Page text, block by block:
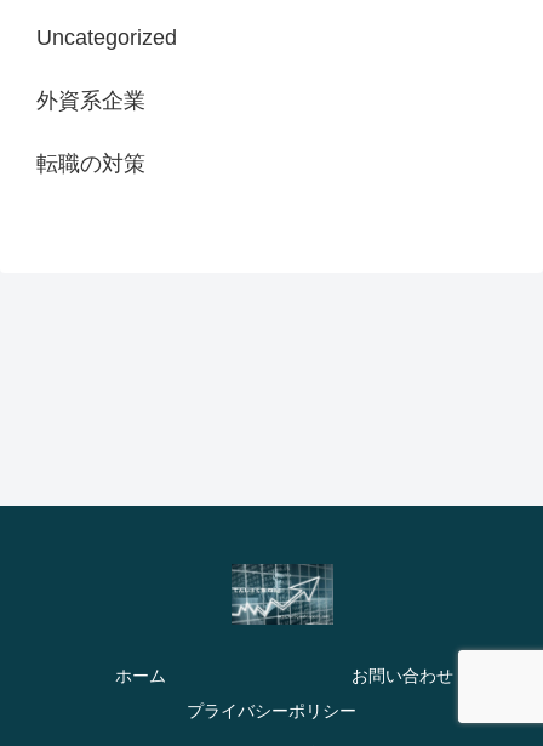
Uncategorized
外資系企業
転職の対策
ホーム
お問い合わせ
プライバシーポリシー